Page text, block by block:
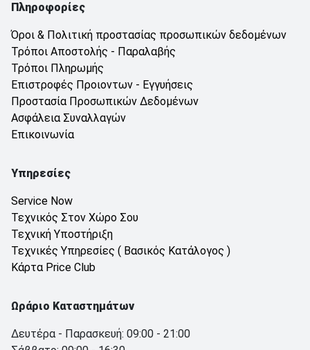
Πληροφορίες
Όροι & Πολιτική προστασίας προσωπικών δεδομένων
Τρόποι Αποστολής - Παραλαβής
Τρόποι Πληρωμής
Επιστροφές Προιοντων - Εγγυήσεις
Προστασία Προσωπικών Δεδομένων
Ασφάλεια Συναλλαγών
Επικοινωνία
Υπηρεσίες
Service Now
Τεχνικός Στον Χώρο Σου
Τεχνική Υποστήριξη
Τεχνικές Υπηρεσίες ( Βασικός Κατάλογος )
Κάρτα Price Club
Ωράριο Καταστημάτων
Δευτέρα - Παρασκευή: 09:00 - 21:00